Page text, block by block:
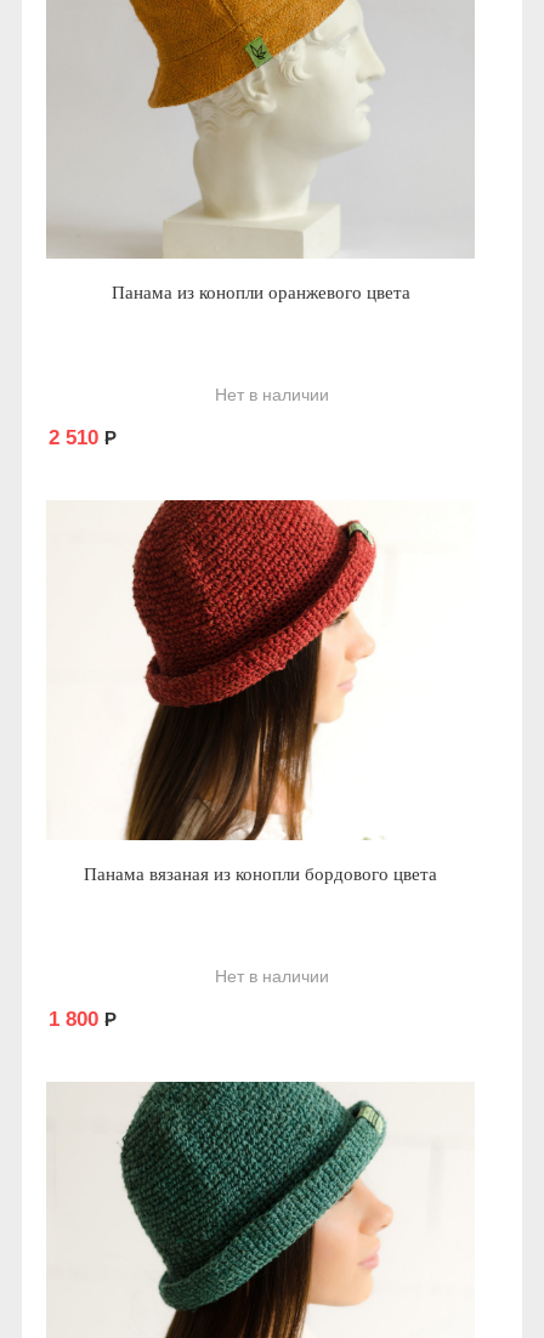
Панама из конопли оранжевого цвета
Нет в наличии
2 510 Р
Панама вязаная из конопли бордового цвета
Нет в наличии
1 800 Р